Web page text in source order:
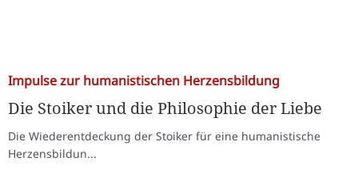
Impulse zur humanistischen Herzensbildung
Die Stoiker und die Philosophie der Liebe
Die Wiederentdeckung der Stoiker für eine humanistische
Herzensbildun...